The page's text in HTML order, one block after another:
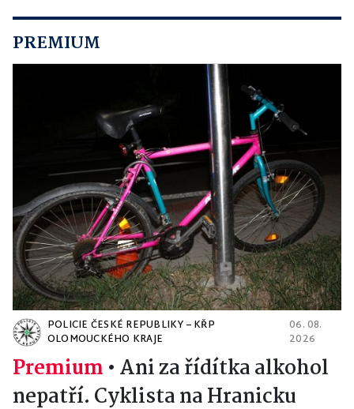
PREMIUM
POLICIE ČESKÉ REPUBLIKY – KŘP
OLOMOUCKÉHO KRAJE
06. 08.
2026
Premium • Ani za řídítka alkohol
nepatří. Cyklista na Hranicku